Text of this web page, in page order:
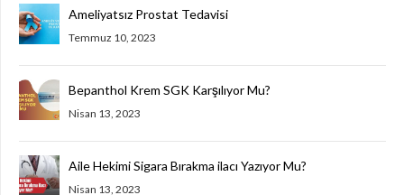
Ameliyatsız Prostat Tedavisi
Temmuz 10, 2023
Bepanthol Krem SGK Karşılıyor Mu?
Nisan 13, 2023
Aile Hekimi Sigara Bırakma ilacı Yazıyor Mu?
Nisan 13, 2023